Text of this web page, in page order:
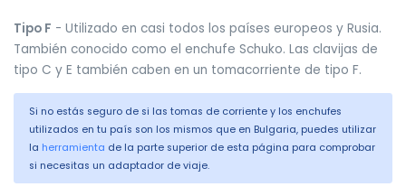
Tipo F - Utilizado en casi todos los países europeos y Rusia.
También conocido como el enchufe Schuko. Las clavijas de
tipo C y E también caben en un tomacorriente de tipo F.
Si no estás seguro de si las tomas de corriente y los enchufes
utilizados en tu país son los mismos que en Bulgaria, puedes utilizar
la herramienta de la parte superior de esta página para comprobar
si necesitas un adaptador de viaje.